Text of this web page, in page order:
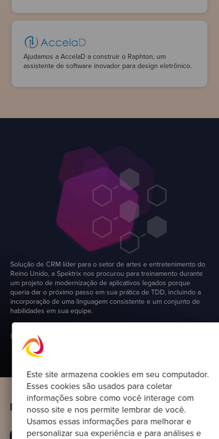
Este site armazena cookies em seu computador.
Esses cookies são usados para coletar
informações sobre como você interage com
nosso site e nos permite lembrar de você.
Usamos essas informações para melhorar e
personalizar sua experiência e para análises e
e aprimorar suas equipes em Test Driven Development,
Clean Code e Pair Programming.
Ajudamos a AccelaD a construir o Raphton, um
assistente de software inovador para design eletrônico.
Solução de CRM líder para o setor de artes e entretenimento do
Reino Unido, a Spektrix nos procurou para treinamento durante
um projeto de modernização de aplicativos legados porque
queria dar o próximo passo em sua prática de TDD, incluindo a
incorporação de uma linguagem consistente e um conjunto de
habilidades em sua equipe.
Ler mais
Insights recomendados